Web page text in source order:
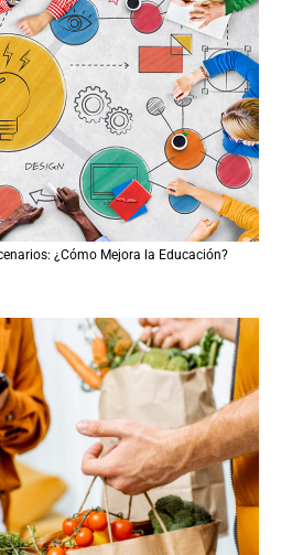
¿Cómo Mejora la Educación?